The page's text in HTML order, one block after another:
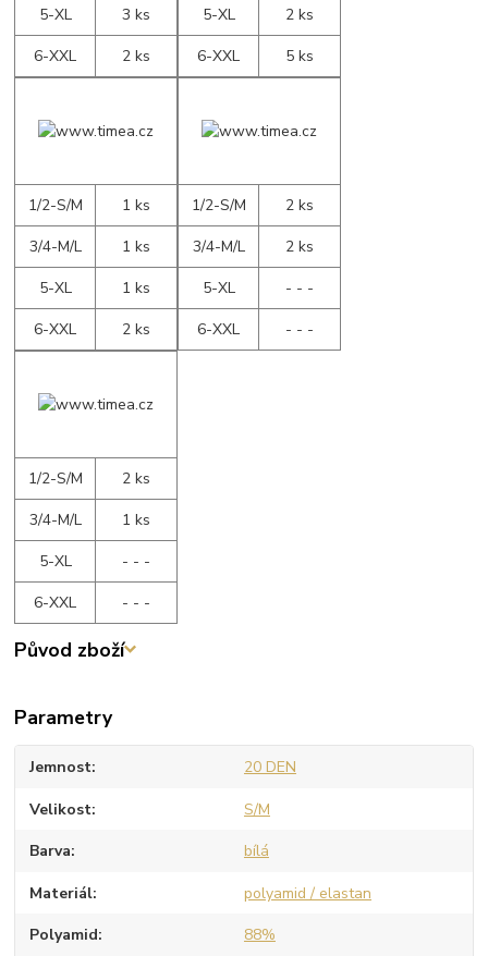
5-XL
3 ks
6-XXL
2 ks
5-XL
2 ks
6-XXL
5 ks
1/2-S/M
1 ks
3/4-M/L
1 ks
5-XL
1 ks
6-XXL
2 ks
1/2-S/M
2 ks
3/4-M/L
2 ks
5-XL
- - -
6-XXL
- - -
1/2-S/M
2 ks
3/4-M/L
1 ks
5-XL
- - -
6-XXL
- - -
Původ zboží
Parametry
Jemnost 20 DEN
Velikost S/M
Barva bílá
Materiál polyamid / elastan
Polyamid 88%